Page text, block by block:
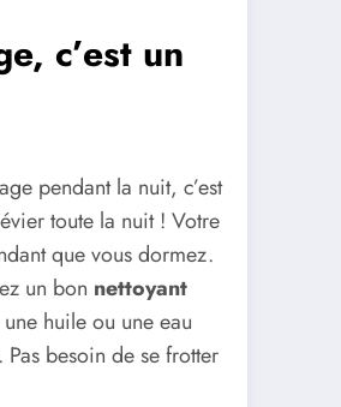
c’est un
pendant la nuit, c’est
toute la nuit ! Votre
que vous dormez.
un bon nettoyant
huile ou une eau
besoin de se frotter